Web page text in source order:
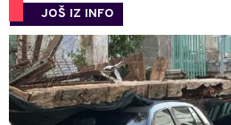
JOŠ IZ INFO